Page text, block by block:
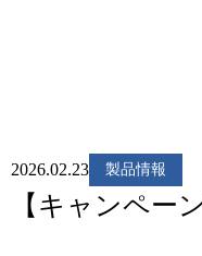
2026.02.23 製品情報
【キャンペー